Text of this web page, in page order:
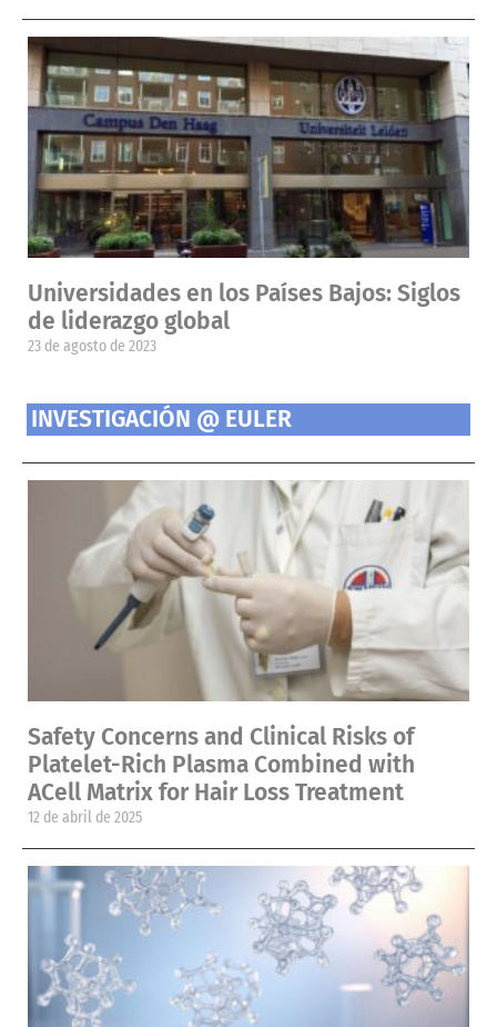
Universidades en los Países Bajos: Siglos
de liderazgo global
23 de agosto de 2023
INVESTIGACIÓN @ EULER
Safety Concerns and Clinical Risks of
Platelet-Rich Plasma Combined with
ACell Matrix for Hair Loss Treatment
12 de abril de 2025